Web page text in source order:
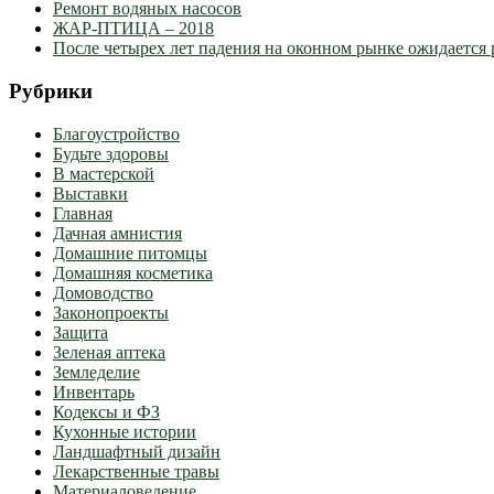
Ремонт водяных насосов
ЖАР-ПТИЦА – 2018
После четырех лет падения на оконном рынке ожидается
Рубрики
Благоустройство
Будьте здоровы
В мастерской
Выставки
Главная
Дачная амнистия
Домашние питомцы
Домашняя косметика
Домоводство
Законопроекты
Защита
Зеленая аптека
Земледелие
Инвентарь
Кодексы и ФЗ
Кухонные истории
Ландшафтный дизайн
Лекарственные травы